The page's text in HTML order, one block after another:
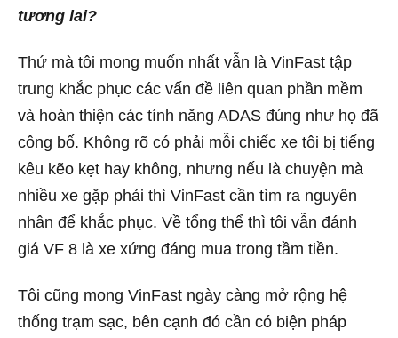
tương lai?
Thứ mà tôi mong muốn nhất vẫn là VinFast tập
trung khắc phục các vấn đề liên quan phần mềm
và hoàn thiện các tính năng ADAS đúng như họ đã
công bố. Không rõ có phải mỗi chiếc xe tôi bị tiếng
kêu kẽo kẹt hay không, nhưng nếu là chuyện mà
nhiều xe gặp phải thì VinFast cần tìm ra nguyên
nhân để khắc phục. Về tổng thể thì tôi vẫn đánh
giá VF 8 là xe xứng đáng mua trong tầm tiền.
Tôi cũng mong VinFast ngày càng mở rộng hệ
thống trạm sạc, bên cạnh đó cần có biện pháp